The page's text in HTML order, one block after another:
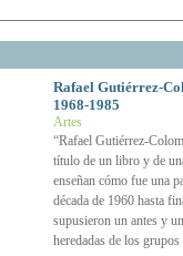
Rafael Gutiérrez-
1968-1985
Artes
“Rafael Gutiérrez-
título de un libro y de
enseñan cómo fue una
década de 1960 hasta
supusieron un antes y
heredadas de los